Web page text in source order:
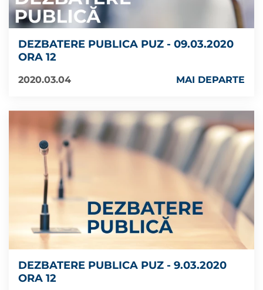
DEZBATERE PUBLICA PUZ - 09.03.2020
ORA 12
2020.03.04 MAI DEPARTE
DEZBATERE PUBLICA PUZ - 9.03.2020
ORA 12